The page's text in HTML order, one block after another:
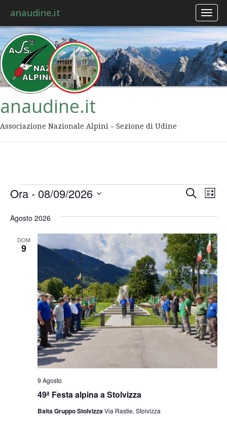
anaudine.it
anaudine.it
Associazione Nazionale Alpini – Sezione di Udine
viste
Cerca
Lista
Ora - 08/09/2026
la
Agosto 2026
DOM
9
49ª Festa alpina a Stolvizza
9 Agosto
Baita Gruppo StolvizzaVia Rastie, Stolvizza